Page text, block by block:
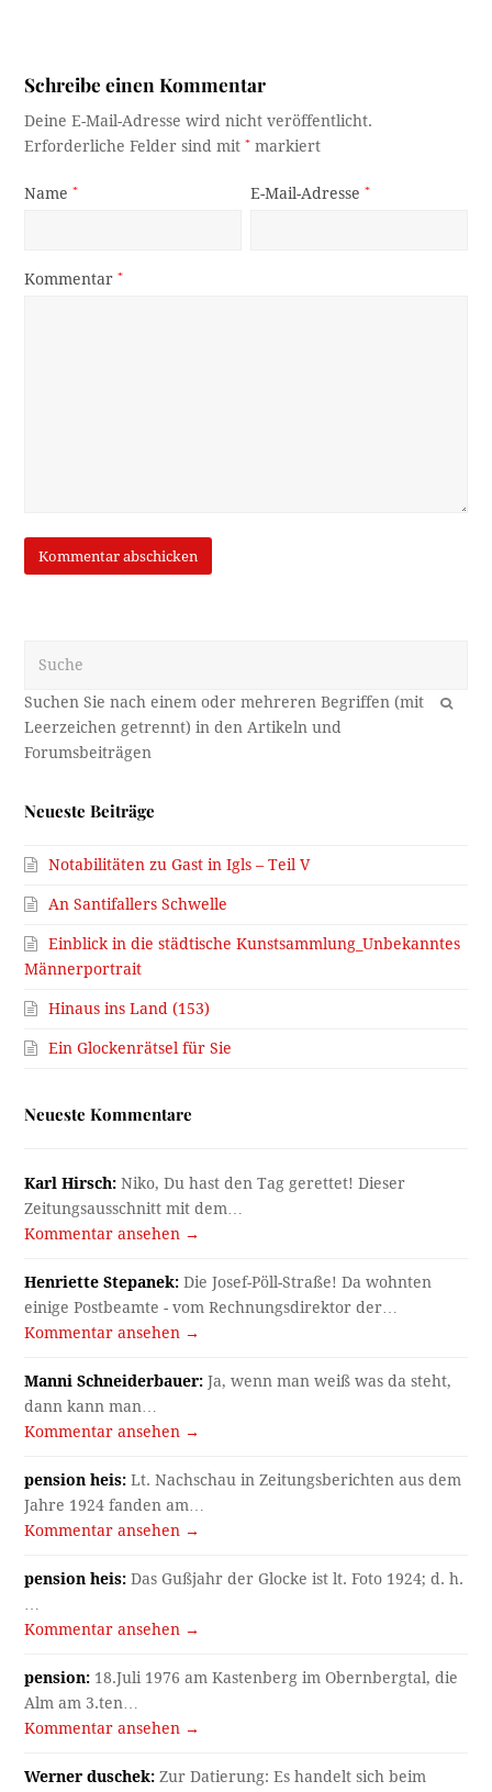
Schreibe einen Kommentar
Deine E-Mail-Adresse wird nicht veröffentlicht.
Erforderliche Felder sind mit* markiert
Name* E-Mail-Adresse*
Kommentar*
OK
Neueste Beiträge
Notabilitäten zu Gast in Igls – Teil V
An Santifallers Schwelle
Einblick in die städtische Kunstsammlung_Unbekanntes
Männerportrait
Hinaus ins Land (153)
Ein Glockenrätsel für Sie
Neueste Kommentare
Karl Hirsch: Niko, Du hast den Tag gerettet! Dieser
Zeitungsausschnitt mit dem…
Kommentar ansehen →
Henriette Stepanek: Die Josef-Pöll-Straße! Da wohnten
einige Postbeamte - vom Rechnungsdirektor der…
Kommentar ansehen →
Manni Schneiderbauer: Ja, wenn man weiß was da steht,
dann kann man…
Kommentar ansehen →
pension heis: Lt. Nachschau in Zeitungsberichten aus dem
Jahre 1924 fanden am…
Kommentar ansehen →
pension heis: Das Gußjahr der Glocke ist lt. Foto 1924; d. h.
Kommentar ansehen →
pension: 18.Juli 1976 am Kastenberg im Obernbergtal, die
Alm am 3.ten…
Kommentar ansehen →
Werner duschek: Zur Datierung: Es handelt sich beim